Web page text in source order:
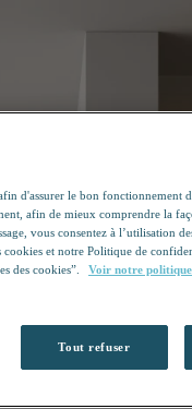
d'assurer le bon fonctionnement
afin de mieux comprendre la
vous consentez à l’utilisation
et notre Politique de
des cookies”.
Voir notre politique
Tout refuser